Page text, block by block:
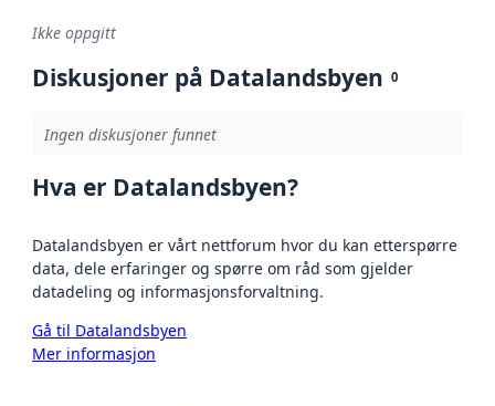
Ikke oppgitt
Diskusjoner på Datalandsbyen 0
Ingen diskusjoner funnet
Hva er Datalandsbyen?
Datalandsbyen er vårt nettforum hvor du kan etterspørre
data, dele erfaringer og spørre om råd som gjelder
datadeling og informasjonsforvaltning.
Gå til Datalandsbyen
Mer informasjon